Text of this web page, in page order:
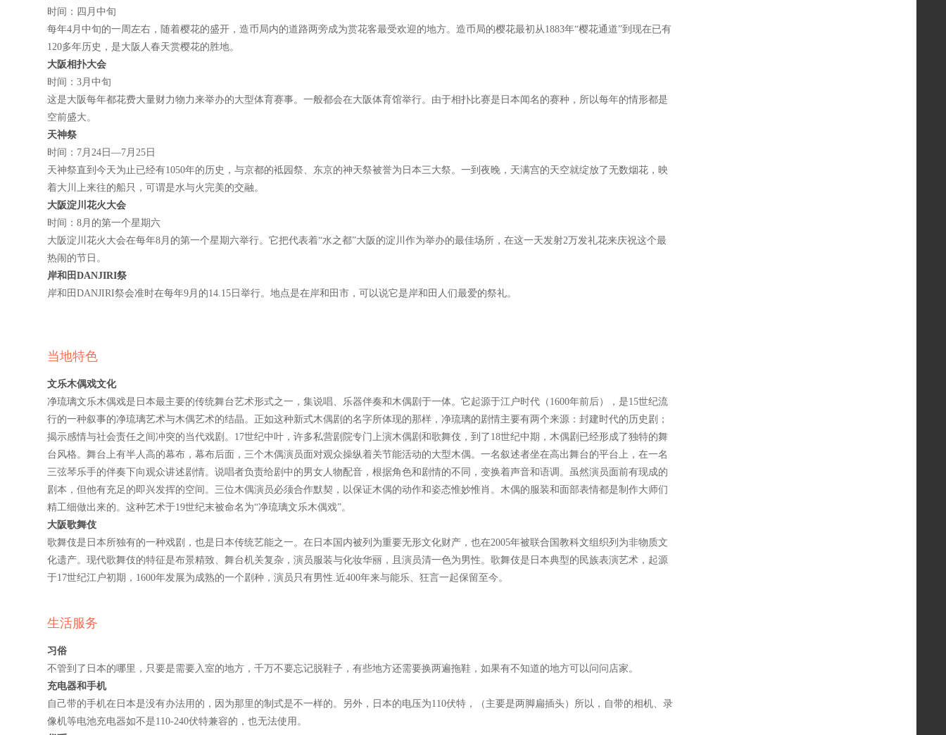
时间：四月中旬
每年4月中旬的一周左右，随着樱花的盛开，造币局内的道路两旁成为赏花客最受欢迎的地方。造币局的樱花最初从1883年“樱花通道”到现在已有
120多年历史，是大阪人春天赏樱花的胜地。
大阪相扑大会
时间： 3月中旬
这是大阪每年都花费大量财力物力来举办的大型体育赛事。一般都会在大阪体育馆举行。由于相扑比赛是日本闻名的赛种，所以每年的情形都是
空前盛大。
天神祭
时间： 7月 24 日 —7月 25 日
天神祭直到今天为止已经有1050年的历史，与京都的袛园祭、东京的神天祭被誉为日本三大祭。一到夜晚，天满宫的天空就绽放了无数烟花，映
着大川上来往的船只，可谓是水与火完美的交融。
大阪淀川花火大会
时间： 8月的第一个星期六
大阪淀川花火大会在每年8月的第一个星期六举行。它把代表着“水之都”大阪的淀川作为举办的最佳场所，在这一天发射2万发礼花来庆祝这个最
热闹的节日。
岸和田 DANJIRI祭
岸和田 DANJIRI祭会准时在每年9月的14.15 日举行。地点是在岸和田市，可以说它是岸和田人们最爱的祭礼。
当地特色
文乐木偶戏文化
净琉璃文乐木偶戏是日本最主要的传统舞台艺术形式之一，集说唱、乐器伴奏和木偶剧于一体。它起源于江户时代（1600年前后），是15世纪流
行的一种叙事的净琉璃艺术与木偶艺术的结晶。正如这种新式木偶剧的名字所体现的那样，净琉璃的剧情主要有两个来源：封建时代的历史剧；
揭示感情与社会责任之间冲突的当代戏剧。17世纪中叶，许多私营剧院专门上演木偶剧和歌舞伎，到了18世纪中期，木偶剧已经形成了独特的舞
台风格。舞台上有半人高的幕布，幕布后面，三个木偶演员面对观众操纵着关节能活动的大型木偶。一名叙述者坐在高出舞台的平台上，在一名
三弦琴乐手的伴奏下向观众讲述剧情。说唱者负责给剧中的男女人物配音，根据角色和剧情的不同，变换着声音和语调。虽然演员面前有现成的
剧本，但他有充足的即兴发挥的空间。三位木偶演员必须合作默契，以保证木偶的动作和姿态惟妙惟肖。木偶的服装和面部表情都是制作大师们
精工细做出来的。这种艺术于19世纪末被命名为“净琉璃文乐木偶戏”。
大阪歌舞伎
歌舞伎是日本所独有的一种戏剧，也是日本传统艺能之一。在日本国内被列为重要无形文化财产，也在2005年被联合国教科文组织列为非物质文
化遗产。现代歌舞伎的特征是布景精致、舞台机关复杂，演员服装与化妆华丽，且演员清一色为男性。歌舞伎是日本典型的民族表演艺术，起源
于17世纪江户初期，1600年发展为成熟的一个剧种，演员只有男性.近400年来与能乐、狂言一起保留至今。
生活服务
习俗
不管到了日本的哪里，只要是需要入室的地方，千万不要忘记脱鞋子，有些地方还需要换两遍拖鞋，如果有不知道的地方可以问问店家。
充电器和手机
自己带的手机在日本是没有办法用的，因为那里的制式是不一样的。另外，日本的电压为110伏特，（主要是两脚扁插头）所以，自带的相机、录
像机等电池充电器如不是110-240伏特兼容的，也无法使用。